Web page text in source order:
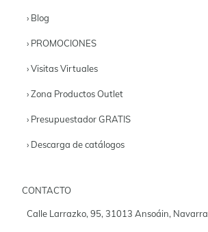
› Blog
› PROMOCIONES
› Visitas Virtuales
› Zona Productos Outlet
› Presupuestador GRATIS
› Descarga de catálogos
CONTACTO
Calle Larrazko, 95, 31013 Ansoáin, Navarra